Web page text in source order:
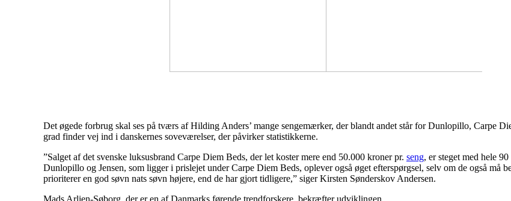
Det øgede forbrug skal ses på tværs af Hilding Anders’ mange sengemærker, der blandt andet står for Dunlopillo, Carpe
grad finder vej ind i danskernes soveværelser, der påvirker statistikkerne.
”Salget af det svenske luksusbrand Carpe Diem Beds, der let koster mere end 50.000 kroner pr. seng, er steget med hele
Dunlopillo og Jensen, som ligger i prislejet under Carpe Diem Beds, oplever også øget efterspørgsel, selv om de også må
prioriterer en god søvn nats søvn højere, end de har gjort tidligere,” siger Kirsten Sønderskov Andersen.
Mads Arlien-Søborg, der er en af Danmarks førende trendforskere, bekræfter udviklingen.